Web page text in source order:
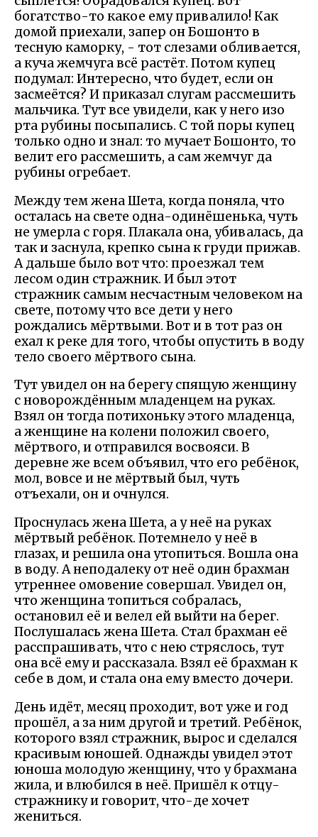
богатство-то какое ему привалило! Как
домой приехали, запер он Бошонто в
тесную каморку, - тот слезами обливается,
а куча жемчуга всё растёт. Потом купец
подумал: Интересно, что будет, если он
засмеётся? И приказал слугам рассмешить
мальчика. Тут все увидели, как у него изо
рта рубины посыпались. С той поры купец
только одно и знал: то мучает Бошонто, то
велит его рассмешить, а сам жемчуг да
рубины огребает.
Между тем жена Шета, когда поняла, что
осталась на свете одна-одинёшенька, чуть
не умерла с горя. Плакала она, убивалась, да
так и заснула, крепко сына к груди прижав.
А дальше было вот что: проезжал тем
лесом один стражник. И был этот
стражник самым несчастным человеком на
свете, потому что все дети у него
рождались мёртвыми. Вот и в тот раз он
ехал к реке для того, чтобы опустить в воду
тело своего мёртвого сына.
Тут увидел он на берегу спящую женщину
с новорождённым младенцем на руках.
Взял он тогда потихоньку этого младенца,
а женщине на колени положил своего,
мёртвого, и отправился восвояси. В
деревне же всем объявил, что его ребёнок,
мол, вовсе и не мёртвый был, чуть
отъехали, он и очнулся.
Проснулась жена Шета, а у неё на руках
мёртвый ребёнок. Потемнело у неё в
глазах, и решила она утопиться. Вошла она
в воду. А неподалеку от неё один брахман
утреннее омовение совершал. Увидел он,
что женщина топиться собралась,
остановил её и велел ей выйти на берег.
Послушалась жена Шета. Стал брахман её
расспрашивать, что с нею стряслось, тут
она всё ему и рассказала. Взял её брахман к
себе в дом, и стала она ему вместо дочери.
День идёт, месяц проходит, вот уже и год
прошёл, а за ним другой и третий. Ребёнок,
которого взял стражник, вырос и сделался
красивым юношей. Однажды увидел этот
юноша молодую женщину, что у брахмана
жила, и влюбился в неё. Пришёл к отцу-
стражнику и говорит, что-де хочет
жениться.